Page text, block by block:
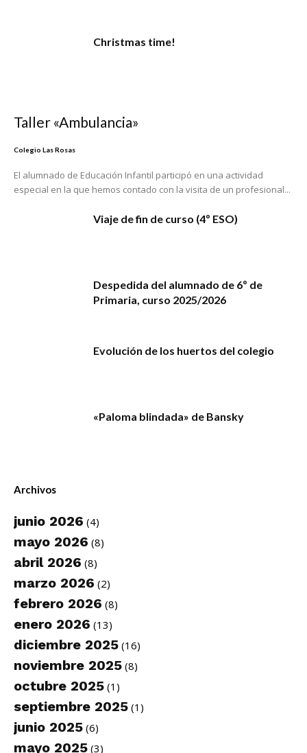
Christmas time!
Taller «Ambulancia»
Colegio Las Rosas
El alumnado de Educación Infantil participó en una actividad
especial en la que hemos contado con la visita de un profesional...
Viaje de fin de curso (4º ESO)
Despedida del alumnado de 6º de
Primaria, curso 2025/2026
Evolución de los huertos del colegio
«Paloma blindada» de Bansky
Archivos
junio 2026 (4)
mayo 2026 (8)
abril 2026 (8)
marzo 2026 (2)
febrero 2026 (8)
enero 2026 (13)
diciembre 2025 (16)
noviembre 2025 (8)
octubre 2025 (1)
septiembre 2025 (1)
junio 2025 (6)
mayo 2025 (3)